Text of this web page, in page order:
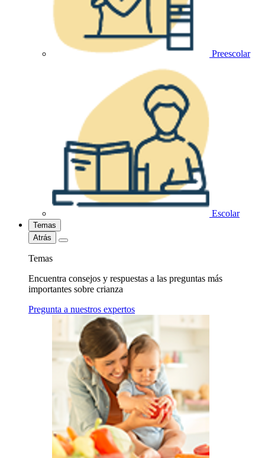
Preescolar
Escolar
Temas
Atrás
Temas
Encuentra consejos y respuestas a las preguntas más
importantes sobre crianza
Pregunta a nuestros expertos